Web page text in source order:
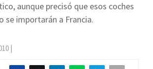
aunque precisó que esos coches
se importarán a Francia.
|